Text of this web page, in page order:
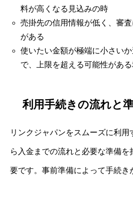
料が高くなる見込みの時
売掛先の信用情報が低く、審
がある
使いたい金額が極端に小さい
で、上限を超える可能性があ
利用手続きの流れと
リンクジャパンをスムーズに利
ら入金までの流れと必要な準備
要です。事前準備によって手続き